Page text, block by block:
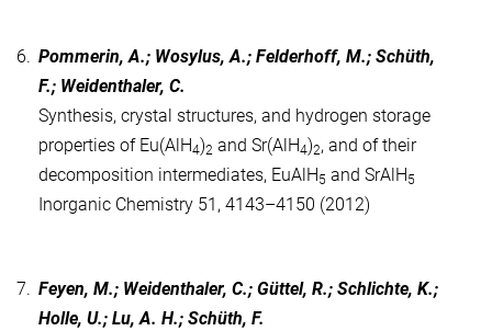
6. Pommerin, A.; Wosylus, A.; Felderhoff, M.; Schüth,
F.; Weidenthaler, C.
Synthesis, crystal structures, and hydrogen storage
properties of Eu(AlH4)2 and Sr(AlH4)2, and of their
decomposition intermediates, EuAlH 5 and SrAlH 5
Inorganic Chemistry 51, 4143–4150 (2012)
7. Feyen, M.; Weidenthaler, C.; Güttel, R.; Schlichte, K.;
Holle, U.; Lu, A. H.; Schüth, F.